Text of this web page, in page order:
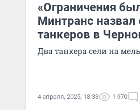
«Ограничения
Минтранс
танкеров в
Два танкера сели на
4 апреля, 2025, 18:33 1 970